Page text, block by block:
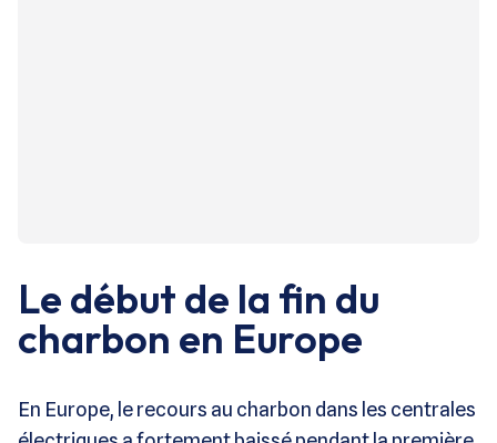
Le début de la fin du
charbon en Europe
En Europe, le recours au charbon dans les centrales